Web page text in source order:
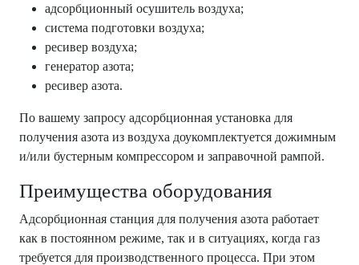
адсорбционный осушитель воздуха;
система подготовки воздуха;
ресивер воздуха;
генератор азота;
ресивер азота.
По вашему запросу адсорбционная установка для
получения азота из воздуха доукомплектуется дожимным
и/или бустерным компрессором и заправочной рампой.
Преимущества оборудования
Адсорбционная станция для получения азота работает
как в постоянном режиме, так и в ситуациях, когда газ
требуется для производственного процесса. При этом